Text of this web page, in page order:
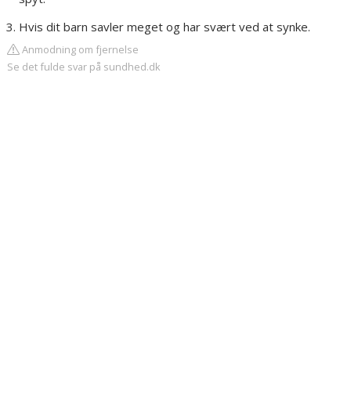
Hvis dit barn savler meget og har svært ved at synke.
Anmodning om fjernelse
Se det fulde svar på sundhed.dk